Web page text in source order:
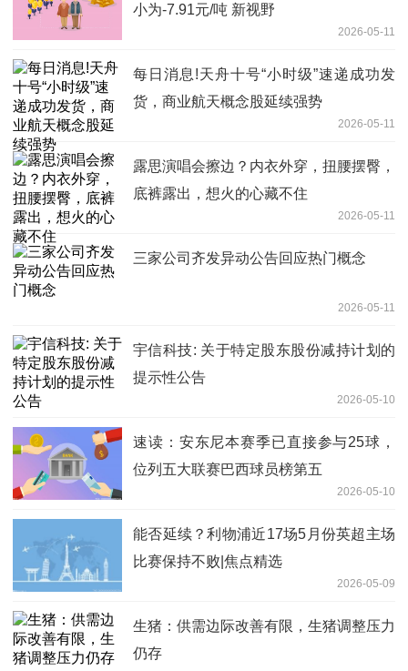
小为-7.91元/吨 新视野
2026-05-11
每日消息!天舟十号“小时级”速递成功发
货，商业航天概念股延续强势
2026-05-11
露思演唱会擦边？内衣外穿，扭腰摆臀，
底裤露出，想火的心藏不住
2026-05-11
三家公司齐发异动公告回应热门概念
2026-05-11
宇信科技: 关于特定股东股份减持计划的
提示性公告
2026-05-10
速读：安东尼本赛季已直接参与25球，
位列五大联赛巴西球员榜第五
2026-05-10
能否延续？利物浦近17场5月份英超主场
比赛保持不败|焦点精选
2026-05-09
生猪：供需边际改善有限，生猪调整压力
仍存